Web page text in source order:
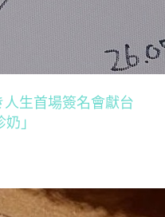
生首場簽名會獻台
」